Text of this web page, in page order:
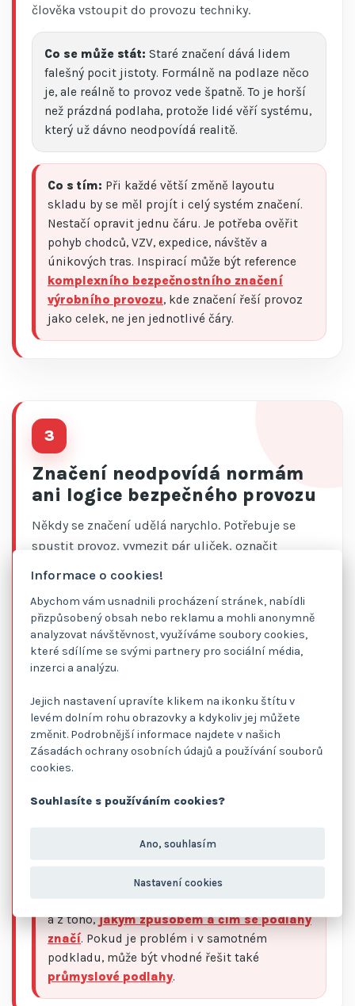
člověka vstoupit do provozu techniky.
Co se může stát: Staré značení dává lidem
falešný pocit jistoty. Formálně na podlaze něco
je, ale reálně to provoz vede špatně. To je horší
než prázdná podlaha, protože lidé věří systému,
který už dávno neodpovídá realitě.
Co s tím: Při každé větší změně layoutu
skladu by se měl projít i celý systém značení.
Nestačí opravit jednu čáru. Je potřeba ověřit
pohyb chodců, VZV, expedice, návštěv a
únikových tras. Inspirací může být reference
komplexního bezpečnostního značení
výrobního provozu, kde značení řeší provoz
jako celek, ne jen jednotlivé čáry.
3
Značení neodpovídá normám
ani logice bezpečného provozu
Někdy se značení udělá narychlo. Potřebuje se
spustit provoz, vymezit pár uliček, označit
zvolené nejednotně, bezpečnostní zóny nejsou
čitelné a celý systém nepomáhá ani
zaměstnancům, ani návštěvám.
Co se může stát:
Značení pak sice na pohled
existuje, ale při auditu, interní kontrole nebo
reálném incidentu neobstojí. Provoz navíc
působí nepřehledně a lidé se v něm zbytečně
rozhodují podle odhadu.
barevnost, význam jednotlivých zón,
cesty i skutečný pohyb techniky. J.A. Clean při
a z toho,jakým způsobem a čím se podlahy
značí. Pokud je problém i v samotném
podkladu, může být vhodné řešit také
průmyslové podlahy.
Informace o cookies!
Abychom vám usnadnili procházení stránek, nabídli
přizpůsobený obsah nebo reklamu a mohli anonymně
analyzovat návštěvnost, využíváme soubory cookies,
které sdílíme se svými partnery pro sociální média,
inzerci a analýzu.
Jejich nastavení upravíte klikem na ikonku štítu v
levém dolním rohu obrazovky a kdykoliv jej můžete
změnit. Podrobnější informace najdete v našich
Zásadách ochrany osobních údajů a používání souborů
cookies.
Souhlasíte s používáním cookies?
Ano, souhlasím
Nastavení cookies